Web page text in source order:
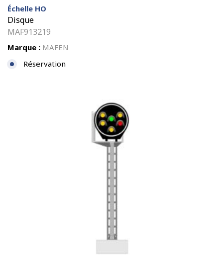
Échelle HO
Disque
MAF913219
Marque : MAFEN
Réservation